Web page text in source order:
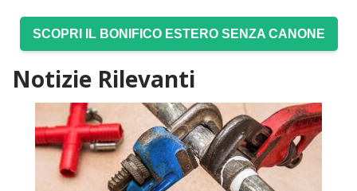
SCOPRI IL BONIFICO ESTERO SENZA CANONE
Notizie Rilevanti